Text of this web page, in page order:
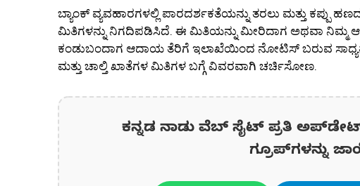
ಬ್ಯಾಂಕ್ ವ್ಯವಹಾರಗಳಲ್ಲಿ ಪಾರದರ್ಶಕತೆಯನ್ನು ತರಲು ಮತ್ತು ಕಪ್ಪು
ಮಿತಿಗಳನ್ನು ನಿಗದಿಪಡಿಸಿದೆ. ಈ ಮಿತಿಯನ್ನು ಮೀರಿದಾಗ ಅಥವಾ ನಿಮ್ಮ
ಕಂಡುಬಂದಾಗ ಆದಾಯ ತೆರಿಗೆ ಇಲಾಖೆಯಿಂದ ನೋಟಿಸ್ ಬರುವ
ಮತ್ತು ಚಾಲ್ತಿ ಖಾತೆಗಳ ಮಿತಿಗಳ ಬಗ್ಗೆ ವಿವರವಾಗಿ ಚರ್ಚಿಸೋಣ.
ಕನ್ನಡ ನಾಡು ವೆಬ್ ಸೈಟ್ ಪ್ರತಿ
ಗ್ರೂಪ್‌ಗಳನ್ನು